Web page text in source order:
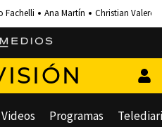
Fachelli Ana Martín Christian Valero
Programas